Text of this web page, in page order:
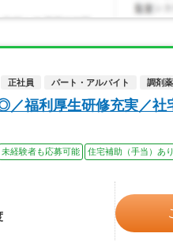
正社員 パート・アルバイト 調剤
／福利厚生研修充実／社
未経験者も応募可能 住宅補助（手当）あり